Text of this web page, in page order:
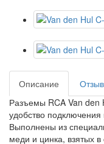
Описание
Разъемы RCA Van den
удобство
Выполнены из
меди и цинка, взятых